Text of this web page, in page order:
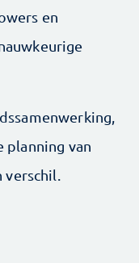
en
planning van